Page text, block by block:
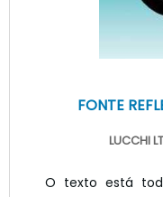
FONTE
LUCCHI
O texto está